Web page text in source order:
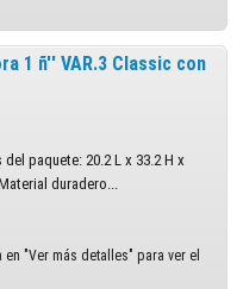
1 ñ'' VAR.3 Classic con
paquete: 20.2 L x 33.2 H x
duradero...
"Ver más detalles" para ver el